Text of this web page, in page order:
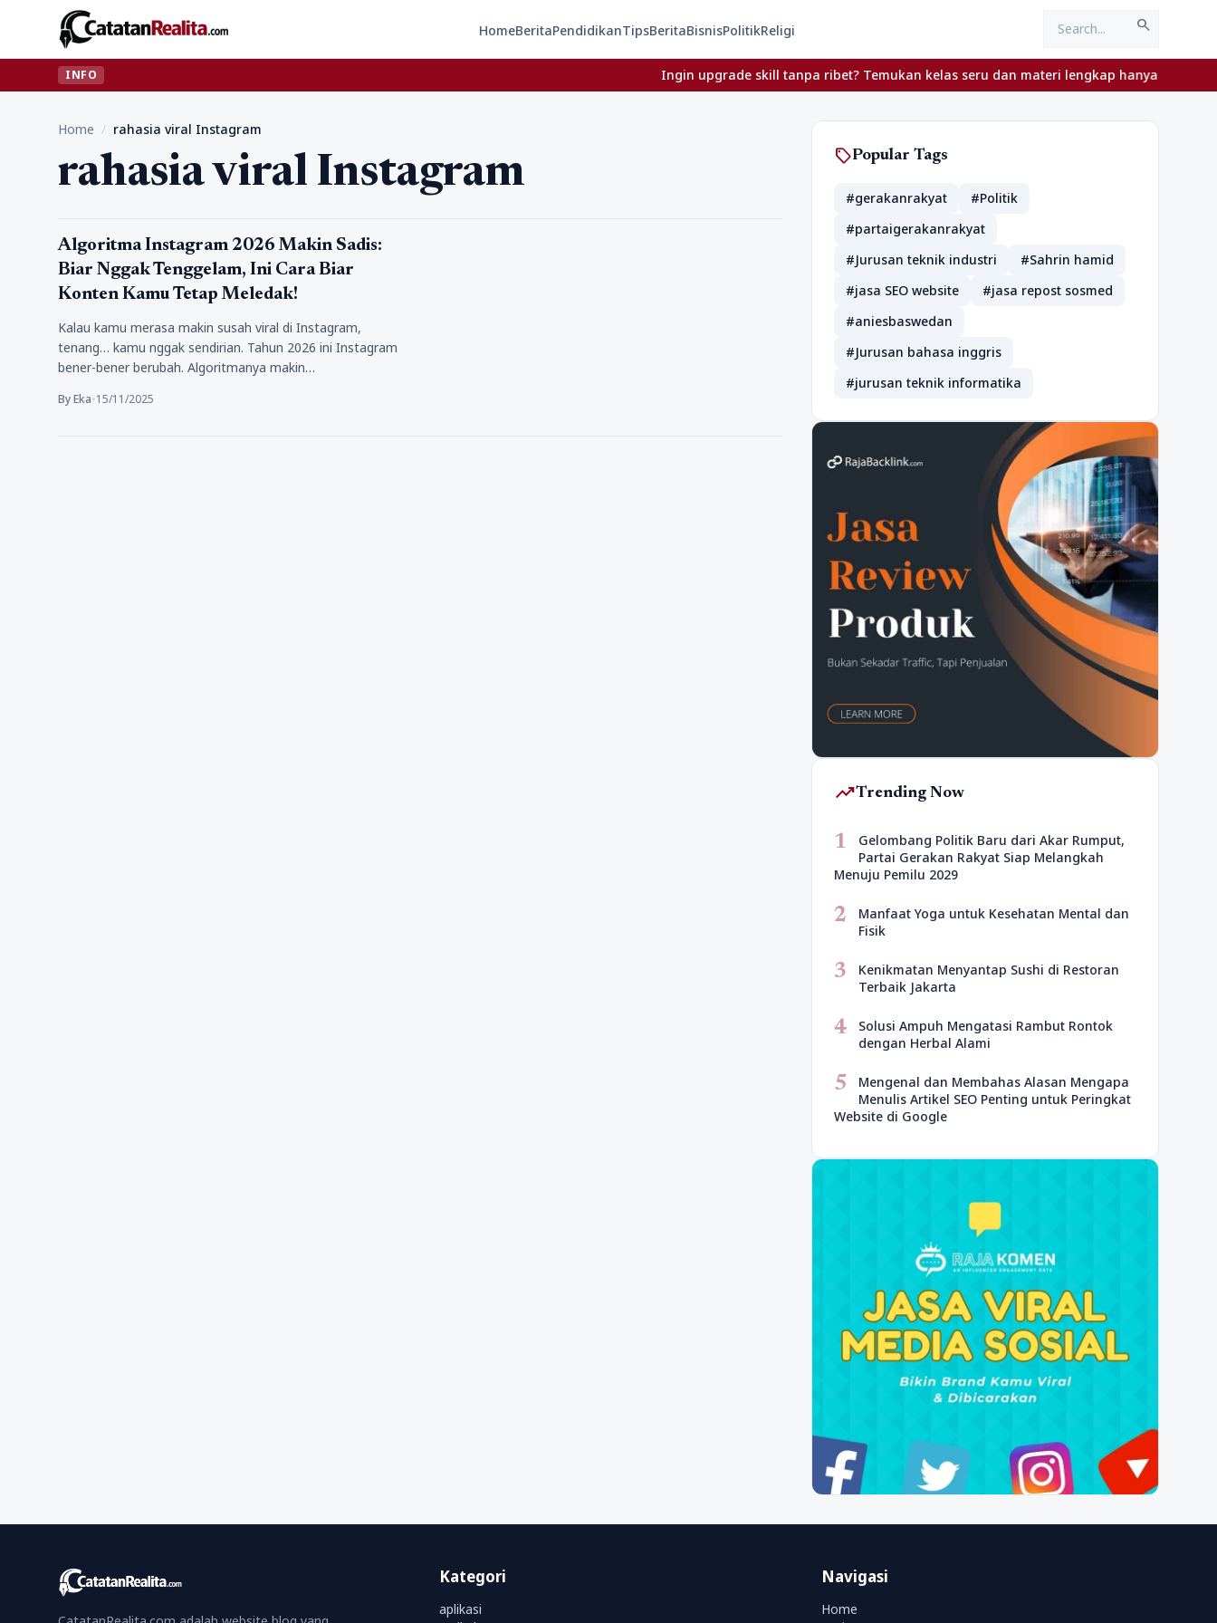
HomeBeritaPendidikanTipsBeritaBisnisPolitikReligi search
INFO Ingin upgrade skill tanpa ribet? Temukan kelas seru dan materi lengkap hanya di
Home / rahasia viral Instagram
rahasia viral Instagram
Berita
Algoritma Instagram 2026 Makin Sadis:
Biar Nggak Tenggelam, Ini Cara Biar
Konten Kamu Tetap Meledak!
Kalau kamu merasa makin susah viral di Instagram,
tenang… kamu nggak sendirian. Tahun 2026 ini Instagram
bener-bener berubah. Algoritmanya makin…
By Eka•15/11/2025
sellPopular Tags
#gerakanrakyat
#Politik
#partaigerakanrakyat
#Jurusan teknik industri
#Sahrin hamid
#jasa SEO website
#jasa repost sosmed
#aniesbaswedan
#Jurusan bahasa inggris
#jurusan teknik informatika
trending_upTrending Now
1
Gelombang Politik Baru dari Akar Rumput,
Partai Gerakan Rakyat Siap Melangkah
Menuju Pemilu 2029
2
Manfaat Yoga untuk Kesehatan Mental dan
Fisik
3
Kenikmatan Menyantap Sushi di Restoran
Terbaik Jakarta
4
Solusi Ampuh Mengatasi Rambut Rontok
dengan Herbal Alami
5
Mengenal dan Membahas Alasan Mengapa
Menulis Artikel SEO Penting untuk Peringkat
Website di Google
Kategori
aplikasi
Navigasi
Home